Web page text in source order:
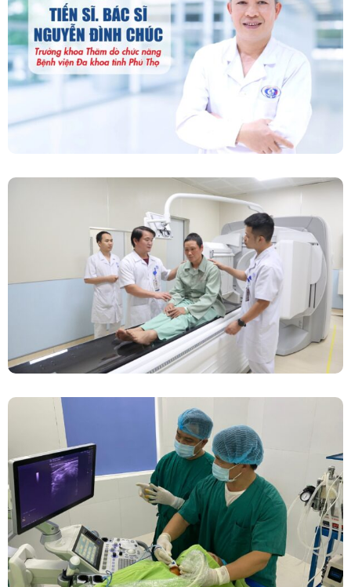
“Người Dẫn Đường” Của Khoa Thăm Dò Chức
Năng – Bệnh Viện Đa Khoa Tỉnh Phú Thọ
Chính Thức Vận Hành Máy Xạ Hình Thế Hệ
Mới Spect/CT Trong Chẩn Đoán Và Điều Trị
Ung Thư Tại Bệnh Viện Đa Khoa Tỉnh Phú Thọ
Đốt Sóng Cao Tần Dưới Siêu Âm, Điều Trị U
Lành Tuyến Giáp Không Cần Phẫu Thuật